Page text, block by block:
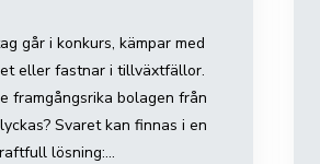
går i konkurs, kämpar med
eller fastnar i tillväxtfällor.
framgångsrika bolagen från
Svaret kan finnas i en
lösning:...